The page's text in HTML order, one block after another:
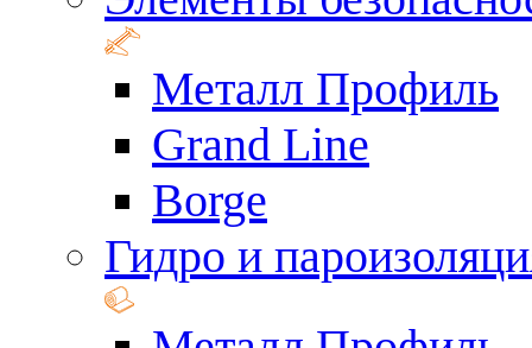
Металл Профиль
Grand Line
Borge
Гидро и